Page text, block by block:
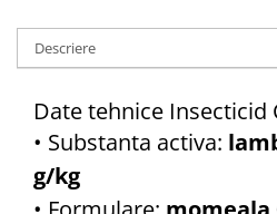
Capcane feromonale si lipicioase
Ingrasaminte gazon, conifere, si
Materiale de legat
Plasa plante cataratoare
Plase de protectie
Sere si solarii
Descriere
Date tehnice Insecticid
• Substanta activa:
g/kg